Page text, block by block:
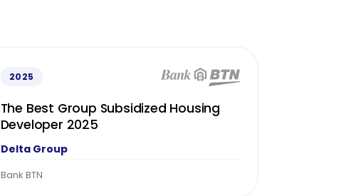
2025
The Best Group Subsidized Housing
Developer 2025
Delta Group
Bank BTN